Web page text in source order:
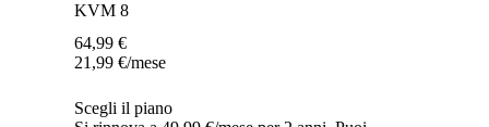
KVM 8
64,99 €
21,99 €/mese
Scegli il piano